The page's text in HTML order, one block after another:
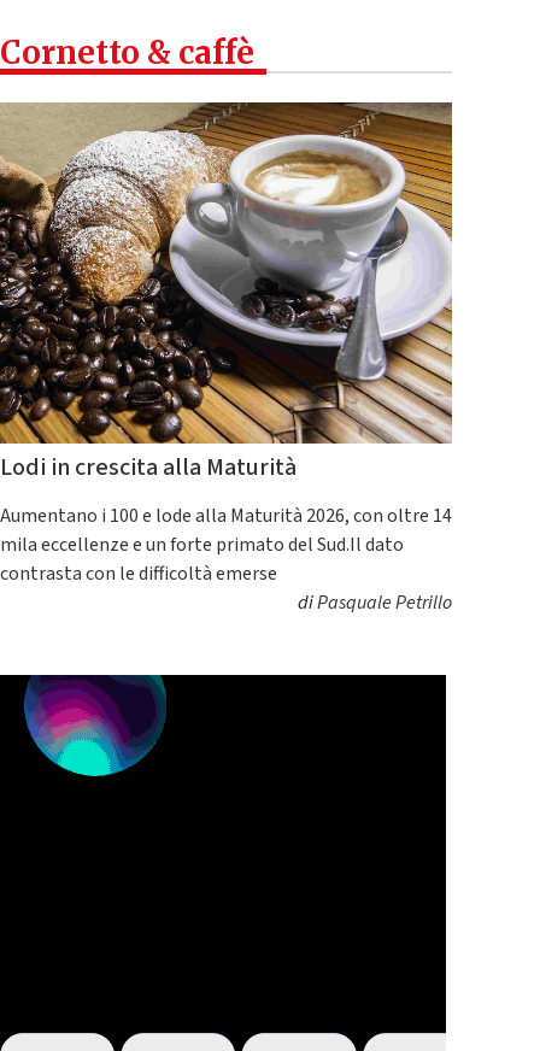
Cornetto & caffè
Lodi in crescita alla Maturità
Aumentano i 100 e lode alla Maturità 2026, con oltre 14
mila eccellenze e un forte primato del Sud.Il dato
contrasta con le difficoltà emerse
diPasquale Petrillo